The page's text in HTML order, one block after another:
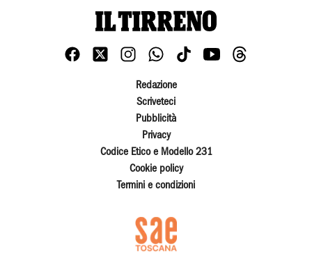
Redazione
Scriveteci
Pubblicità
Privacy
Codice Etico e Modello 231
Cookie policy
Termini e condizioni